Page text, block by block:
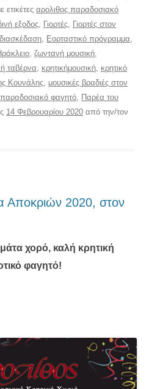
ετικέτες αρολιθος παραδοσιακό
εξοδος Γιορτές
Γιορτές στον
διασκέδαση Εορταστικό πρόγραμμα
ζωντανή μουσική
ταβέρνα κρητικήμουσική κρητικό
Κουνάλης μουσικές βραδιές στον
παραδοσιακό φαγητό
Παρέα του
14 Φεβρουαρίου 2020 από την/τον
Αποκριών 2020, στον
χορό, καλή κρητική
φαγητό!